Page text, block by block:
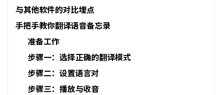
与其他软件的对比埋点
手把手教你翻译语音备忘录
准备工作
步骤一：选择正确的翻译模式
步骤二：设置语言对
步骤三：播放与收音